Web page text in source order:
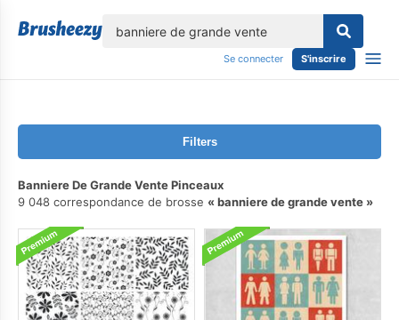
Se connecter S'inscrire
Filters
Banniere De Grande Vente Pinceaux
9 048 correspondance de brosse
banniere de grande vente